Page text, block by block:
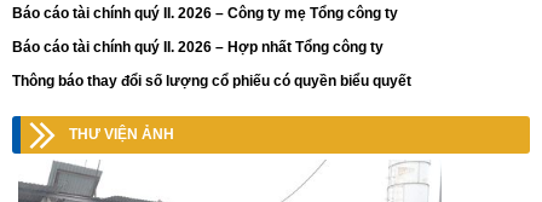
Báo cáo tài chính quý II. 2026 – Công ty mẹ Tổng công ty
Báo cáo tài chính quý II. 2026 – Hợp nhất Tổng công ty
Thông báo thay đổi số lượng cổ phiếu có quyền biểu quyết
THƯ VIỆN ẢNH